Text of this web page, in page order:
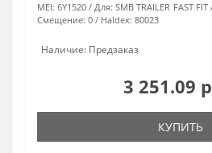
MEI: 6Y1520 Для: SMB TRAILER FAST FIT
Смещение: 0 Haldex: 80023
Наличие: Предзаказ
3 251.09
КУПИТЬ